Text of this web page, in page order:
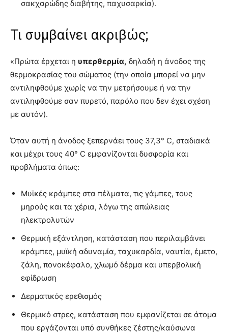
σακχαρώδης διαβήτης, παχυσαρκία).
Τι συμβαίνει ακριβώς;
«Πρώτα έρχεται η υπερθερμία, δηλαδή η άνοδος της
θερμοκρασίας του σώματος (την οποία μπορεί να μην
αντιληφθούμε χωρίς να την μετρήσουμε ή να την
αντιληφθούμε σαν πυρετό, παρόλο που δεν έχει σχέση
με αυτόν).
Όταν αυτή η άνοδος ξεπερνάει τους 37,3° C, σταδιακά
και μέχρι τους 40° C εμφανίζονται δυσφορία και
προβλήματα όπως:
Μυϊκές κράμπες στα πέλματα, τις γάμπες, τους
μηρούς και τα χέρια, λόγω της απώλειας
ηλεκτρολυτών
Θερμική εξάντληση, κατάσταση που περιλαμβάνει
κράμπες, μυϊκή αδυναμία, ταχυκαρδία, ναυτία, έμετο,
ζάλη, πονοκέφαλο, χλωμό δέρμα και υπερβολική
εφίδρωση
Δερματικός ερεθισμός
Θερμικό στρες, κατάσταση που εμφανίζεται σε άτομα
που εργάζονται υπό συνθήκες ζέστης/καύσωνα